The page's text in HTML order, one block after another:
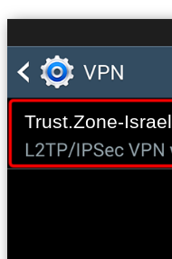
Trust.Zone-Israel